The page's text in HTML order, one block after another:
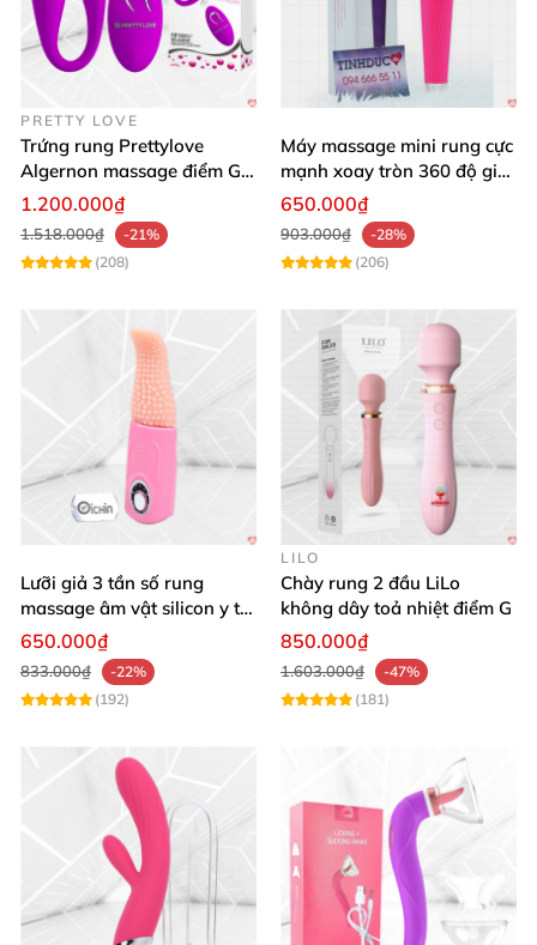
PRETTY LOVE
Trứng rung Prettylove
Algernon massage điểm G
12 chế độ
1.200.000₫
1.518.000₫
-21%
(208)
Máy massage mini rung cực
mạnh xoay tròn 360 độ giá
rẻ chất lượng
650.000₫
903.000₫
-28%
(206)
Lưỡi giả 3 tần số rung
massage âm vật silicon y tế
an toàn
650.000₫
833.000₫
-22%
(192)
LILO
Chày rung 2 đầu LiLo
không dây toả nhiệt điểm G
850.000₫
1.603.000₫
-47%
(181)